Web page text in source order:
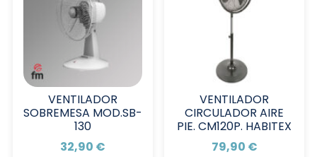
VENTILADOR
SOBREMESA MOD.SB-
130
32,90 €
VENTILADOR
CIRCULADOR AIRE
PIE. CM120P. HABITEX
79,90 €